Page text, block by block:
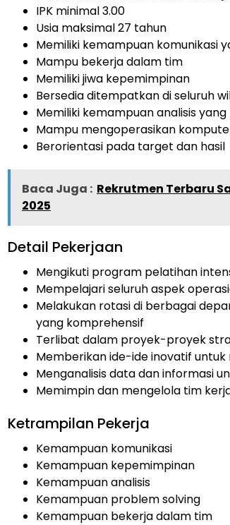
IPK minimal 3.00
Usia maksimal 27 tahun
Memiliki kemampuan komunikasi
Mampu bekerja dalam tim
Memiliki jiwa kepemimpinan
Bersedia ditempatkan di seluruh
Memiliki kemampuan analisis yang
Mampu mengoperasikan
Berorientasi pada target dan hasil
Baca Juga : Rekrutmen Terbaru
2025
Detail Pekerjaan
Mengikuti program pelatihan
Mempelajari seluruh aspek
Melakukan rotasi di berbagai
yang komprehensif
Terlibat dalam proyek-proyek
Memberikan ide-ide inovatif
Menganalisis data dan informasi
Memimpin dan mengelola tim
Ketrampilan Pekerja
Kemampuan komunikasi
Kemampuan kepemimpinan
Kemampuan analisis
Kemampuan problem solving
Kemampuan bekerja dalam tim